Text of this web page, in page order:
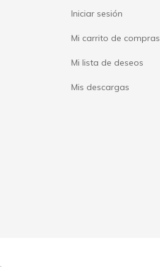
Iniciar sesión
Mi carrito de compras
Mi lista de deseos
Mis descargas
.